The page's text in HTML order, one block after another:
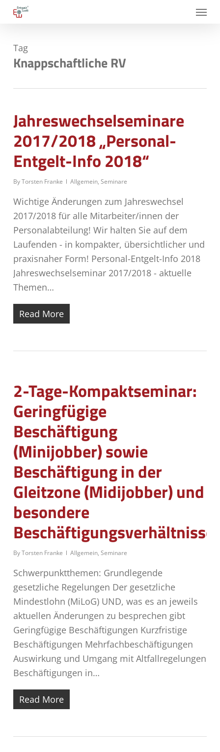
Skip
content
Menu
Tag
Knappschaftliche RV
Jahreswechselseminare
2017/2018 „Personal-
Entgelt-Info 2018“
ByTorsten Franke Allgemein, Seminare
Wichtige Änderungen zum Jahreswechsel
2017/2018 für alle Mitarbeiter/innen der
Personalabteilung! Wir halten Sie auf dem
Laufenden - in kompakter, übersichtlicher und
praxisnaher Form! Personal-Entgelt-Info 2018
Jahreswechselseminar 2017/2018 - aktuelle
Themen…
Read More
2-Tage-Kompaktseminar:
Geringfügige
Beschäftigung
(Minijobber) sowie
Beschäftigung in der
Gleitzone (Midijobber) und
besondere
Beschäftigungsverhältnisse
ByTorsten Franke Allgemein, Seminare
Schwerpunktthemen: Grundlegende
gesetzliche Regelungen Der gesetzliche
Mindestlohn (MiLoG) UND, was es an jeweils
aktuellen Änderungen zu besprechen gibt
Geringfügige Beschäftigungen Kurzfristige
Beschäftigungen Mehrfachbeschäftigungen
Auswirkung und Umgang mit Altfallregelungen
Beschäftigungen in…
Read More